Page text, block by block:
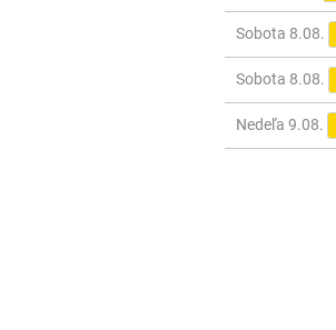
Sobota 8.08.
Sobota 8.08.
Nedeľa 9.08.